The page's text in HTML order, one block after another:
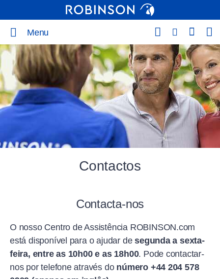
Menu
Contactos
Contacta-nos
O nosso Centro de Assistência ROBINSON.com
está disponível para o ajudar desegunda a sexta-
feira, entre as 10h00 e as 18h00. Pode contactar-
nos por telefone através do número +44 204 578